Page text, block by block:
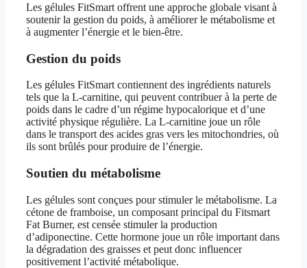
Les gélules FitSmart offrent une approche globale visant à
soutenir la gestion du poids, à améliorer le métabolisme et
à augmenter l’énergie et le bien-être.
Gestion du poids
Les gélules FitSmart contiennent des ingrédients naturels
tels que la L-carnitine, qui peuvent contribuer à la perte de
poids dans le cadre d’un régime hypocalorique et d’une
activité physique régulière. La L-carnitine joue un rôle
dans le transport des acides gras vers les mitochondries, où
ils sont brûlés pour produire de l’énergie.
Soutien du métabolisme
Les gélules sont conçues pour stimuler le métabolisme. La
cétone de framboise, un composant principal du Fitsmart
Fat Burner, est censée stimuler la production
d’adiponectine. Cette hormone joue un rôle important dans
la dégradation des graisses et peut donc influencer
positivement l’activité métabolique.